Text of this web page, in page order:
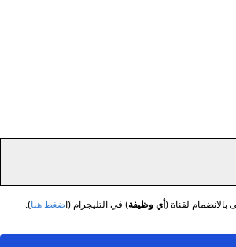
بالانضمام لقناة ( أي وظيفة) في التليجرام (اضغط هنا).